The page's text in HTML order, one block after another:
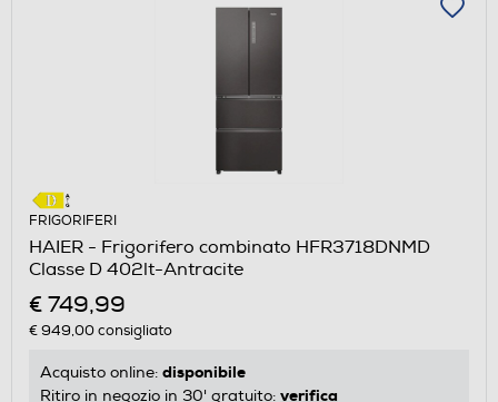
FRIGORIFERI
HAIER - Frigorifero combinato HFR3718DNMD
Classe D 402lt-Antracite
€ 749,99
€ 949,00consigliato
Acquisto online: disponibile
Ritiro in negozio in 30' gratuito: verifica